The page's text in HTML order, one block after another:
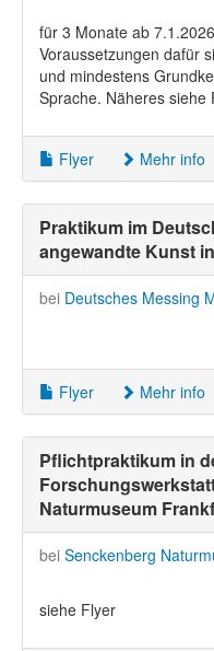
für 3 Monate ab
Voraussetzungen dafür
und mindestens
Sprache. Näheres siehe
Flyer Mehr info
Praktikum im
angewandte Kunst
bei Deutsches Messing
Flyer Mehr info
Pflichtpraktikum in
Naturmuseum
bei Senckenberg
siehe Flyer